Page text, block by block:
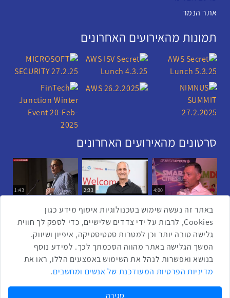
אתר הנמר
תמונות מהאירועים האחרונים
סרטונים מהאירועים האחרונים
4:00
2:33
1:43
3:52
כנס RPA
1:14
כנס בינת יערות הכרמל
כנס F5
שתפו ברשת
שתף בטוויטרשתף בפייסבוק
שתף בלינקדאין
שתף בווטסאפ
שתף בטלגרם
באתר זה נעשה שימוש בטכנולוגיות איסוף מידע כגון
Cookies, לרבות על ידי צדדים שלישיים, כדי לספק לך חווית
גלישה טובה יותר וכן למטרות סטטיסטיקה, איפיון ושיווק.
המשך הגלישה באתר מהווה הסכמתך לכך. למידע נוסף
בנושא ואפשרות לנהל את השימוש באמצעים הללו, ראו את
מדיניות הפרטיות המעודכנת של אנשים ומחשבים.
סגירה